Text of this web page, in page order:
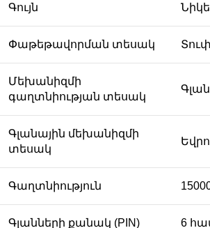
Գույն
Փաթեթավորման տեսակ Տուփ
Մեխանիզմի
գաղտնիության տեսակ
Գլանային մեխանիզմի
տեսակ
Գաղտնիություն
Գլանների քանակ (PIN) 6